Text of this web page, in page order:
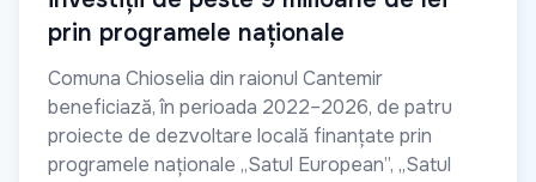
prin programele naționale
Comuna Chioselia din raionul Cantemir
beneficiază, în perioada 2022–2026, de patru
proiecte de dezvoltare locală finanțate prin
programele naționale „Satul European”, „Satul